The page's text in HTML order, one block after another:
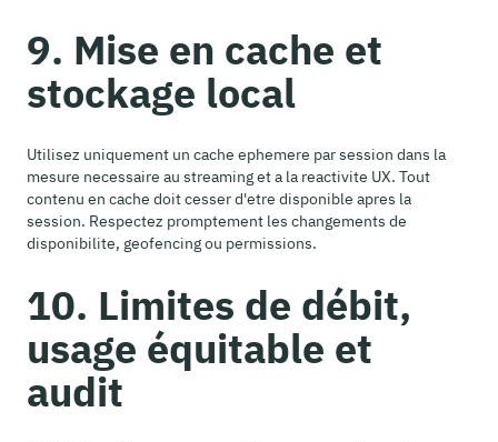
9. Mise en cache et
stockage local
Utilisez uniquement un cache ephemere par session dans la
mesure necessaire au streaming et a la reactivite UX. Tout
contenu en cache doit cesser d'etre disponible apres la
session. Respectez promptement les changements de
disponibilite, geofencing ou permissions.
10. Limites de débit,
usage équitable et
audit